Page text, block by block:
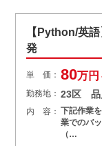
【Python/英
発
単 価： 80万円
勤務地： 23区 品
内 容： 下記作業
業でのバ
（…